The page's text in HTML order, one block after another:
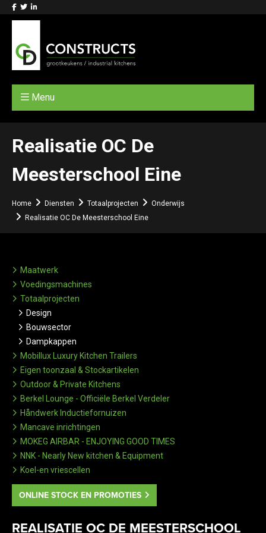
Menu
Realisatie OC De
Meesterschool Eine
Home Diensten Totaalprojecten
Onderwijs
Realisatie OC De Meesterschool Eine
Maatwerk
Voedingsmachines
Totaalprojecten
Design
Bouwsector
Dampkappen
Mobillux Luxury Kitchen Trailers
Eigen toonzaal & Stockartikelen
Outdoor & Private Kitchens
Berkel Lounge - Officiële Berkel Verdeler
Håndwerk Inductiefornuizen
Mancave inrichtingen
MOKEG AIRBAR - ENJOYING GOOD TIMES
NNK - Nearly New kitchen & Equipment
Koel-en vriescellen
ONLINE STOCK EN PROMOTIES
REALISATIE OC DE MEESTERSCHOOL